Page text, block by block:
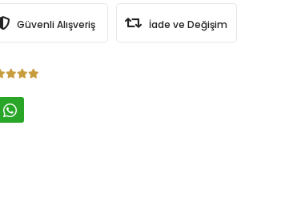
Güvenli Alışveriş İade ve Değişim